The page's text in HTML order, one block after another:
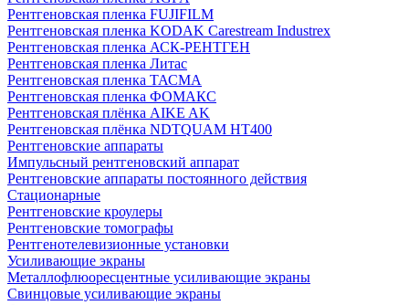
Рентгеновская пленка FUJIFILM
Рентгеновская пленка KODAK Carestream Industrex
Рентгеновская пленка АСК-РЕНТГЕН
Рентгеновская пленка Литас
Рентгеновская пленка ТАСМА
Рентгеновская пленка ФОМАКС
Рентгеновская плёнка AIKE AK
Рентгеновская плёнка NDTQUAM HT400
Рентгеновские аппараты
Импульсный рентгеновский аппарат
Рентгеновские аппараты постоянного действия
Стационарные
Рентгеновские кроулеры
Рентгеновские томографы
Рентгенотелевизионные установки
Усиливающие экраны
Металлофлюоресцентные усиливающие экраны
Свинцовые усиливающие экраны